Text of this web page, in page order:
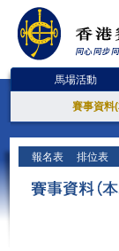
馬場活動
賽事資料
報名表 排位表